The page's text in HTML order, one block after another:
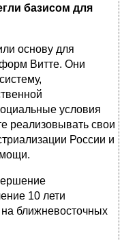
базисом для
основу для
Витте. Они
условия
реализовывать свои
России и
10 лети
ближневосточных